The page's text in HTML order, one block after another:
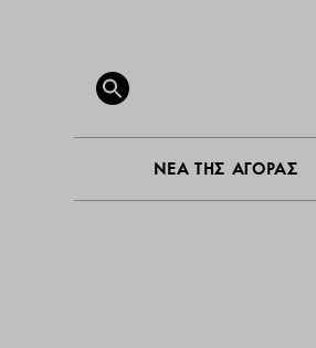
Search
for:
SEARCH BUTTON
ΝΕΑ ΤΗΣ ΑΓΟΡΑΣ